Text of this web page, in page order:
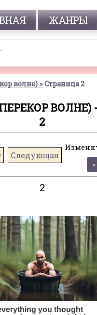
ЖАНРЫ
волне) Страница 2
ВОЛНЕ)
2
Следующая
2